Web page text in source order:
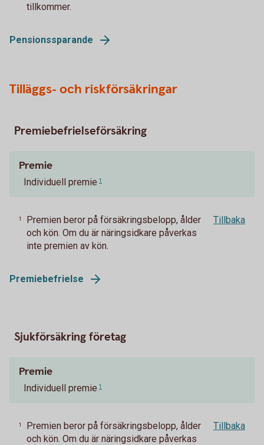
tillkommer.
Pensionssparande
Tilläggs- och riskförsäkringar
Premiebefrielseförsäkring
Premie
Individuell premie 1
1
Premien beror på försäkringsbelopp, ålder
och kön. Om du är näringsidkare påverkas
inte premien av kön.
Tillbaka
Premiebefrielse
Sjukförsäkring företag
Premie
Individuell premie 1
1
Premien beror på försäkringsbelopp, ålder
och kön. Om du är näringsidkare påverkas
Tillbaka